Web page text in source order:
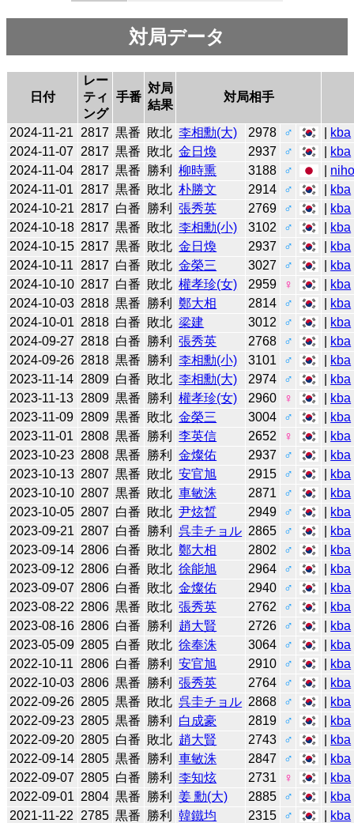
対局データ
日付
レー
ティ
ング
手番
対局
結果
対局相手
2024-11-21 2817 黒番 敗北 李相勳(大) 2978 ♂ kba
2024-11-07
2817 黒番 敗北 金日煥 2937 ♂ kba
2024-11-04 2817 黒番 勝利 柳時熏 3188 ♂
2024-11-01
2817 黒番 敗北 朴勝文 2914 ♂ kba
2024-10-21 2817 白番 勝利 張秀英 2769 ♂ kba
2024-10-18 2817 黒番 敗北 李相勳(小) 3102 ♂ kba
2024-10-15 2817 黒番 敗北 金日煥 2937 ♂ kba
2024-10-11
2817 白番 敗北 金榮三 3027 ♂ kba
2024-10-10 2817 白番 敗北 權孝珍(女) 2959 ♀ kba
2024-10-03 2818 黒番 勝利 鄭大相 2814 ♂ kba
2024-10-01 2818 白番 敗北 梁建 3012 ♂ kba
2024-09-27 2818 白番 勝利 張秀英 2768 ♂ kba
2024-09-26 2818 黒番 勝利 李相勳(小) 3101 ♂ kba
2023-11-14 2809 白番 敗北 李相勳(大) 2974 ♂ kba
2023-11-13 2809 黒番 勝利 權孝珍(女) 2960 ♀ kba
2023-11-09 2809 黒番 敗北 金榮三 3004 ♂ kba
2023-11-01
2808 黒番 勝利 李英信 2652 ♀ kba
2023-10-23 2808 黒番 勝利 金燦佑 2937 ♂ kba
2023-10-13 2807 黒番 敗北 安官旭 2915 ♂ kba
2023-10-10 2807 黒番 敗北 車敏洙 2871 ♂ kba
2023-10-05 2807 白番 敗北 尹炫晳 2949 ♂ kba
2023-09-21 2807 白番 勝利 呉圭チョル 2865 ♂ kba
2023-09-14 2806 白番 敗北 鄭大相 2802 ♂ kba
2023-09-12 2806 白番 敗北 徐能旭 2964 ♂ kba
2023-09-07 2806 白番 敗北 金燦佑 2940 ♂ kba
2023-08-22 2806 黒番 敗北 張秀英 2762 ♂ kba
2023-08-16 2806 白番 勝利 趙大賢 2726 ♂ kba
2023-05-09 2805 白番 敗北 徐奉洙 3064 ♂ kba
2022-10-11
2806 白番 勝利 安官旭 2910 ♂ kba
2022-10-03 2806 黒番 勝利 張秀英 2764 ♂ kba
2022-09-26 2805 黒番 敗北 呉圭チョル 2868 ♂ kba
2022-09-23 2805 黒番 勝利 白成豪 2819 ♂ kba
2022-09-20 2805 白番 敗北 趙大賢 2743 ♂ kba
2022-09-14 2805 黒番 勝利 車敏洙 2847 ♂ kba
2022-09-07 2805 白番 勝利 李知炫 2731 ♀ kba
2022-09-01 2804 黒番 勝利 姜 勳(大) 2885 ♂ kba
2021-11-22
2785 黒番 勝利 韓鐵均 2315 ♂ kba